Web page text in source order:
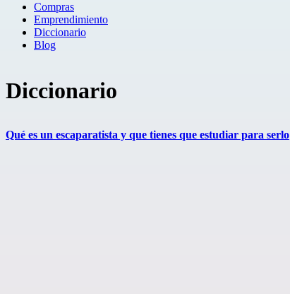
Compras
Emprendimiento
Diccionario
Blog
Diccionario
Qué es un escaparatista y que tienes que estudiar para serlo